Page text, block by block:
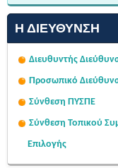
Η ΔΙΕΎΘΥΝΣΗ
Διευθυντής
Προσωπικό
Σύνθεση ΠΥΣΠΕ
Σύνθεση Τοπικού
Επιλογής